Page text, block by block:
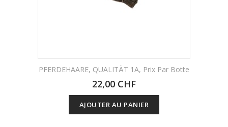
PFERDEHAARE, QUALITÄT 1A, Prix Par Botte
22,00 CHF
AJOUTER AU PANIER